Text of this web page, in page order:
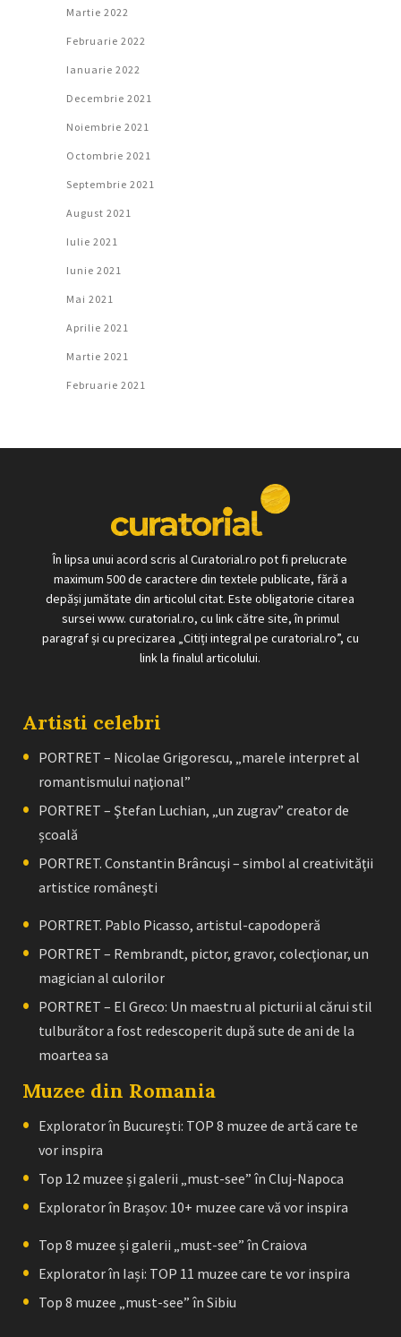
Martie 2022
Februarie 2022
Ianuarie 2022
Decembrie 2021
Noiembrie 2021
Octombrie 2021
Septembrie 2021
August 2021
Iulie 2021
Iunie 2021
Mai 2021
Aprilie 2021
Martie 2021
Februarie 2021
În lipsa unui acord scris al Curatorial.ro pot fi prelucrate
maximum 500 de caractere din textele publicate, fără a
depăși jumătate din articolul citat. Este obligatorie citarea
sursei www. curatorial.ro, cu link către site, în primul
paragraf și cu precizarea „Citiți integral pe curatorial.ro”, cu
link la finalul articolului.
Artisti celebri
PORTRET – Nicolae Grigorescu, „marele interpret al
romantismului naţional”
PORTRET – Ştefan Luchian, „un zugrav” creator de
școală
PORTRET. Constantin Brâncuşi – simbol al creativităţii
artistice româneşti
PORTRET. Pablo Picasso, artistul-capodoperă
PORTRET – Rembrandt, pictor, gravor, colecţionar, un
magician al culorilor
PORTRET – El Greco: Un maestru al picturii al cărui stil
tulburător a fost redescoperit după sute de ani de la
moartea sa
Muzee din Romania
Explorator în București: TOP 8 muzee de artă care te
vor inspira
Top 12 muzee și galerii „must-see” în Cluj-Napoca
Explorator în Brașov: 10+ muzee care vă vor inspira
Top 8 muzee și galerii „must-see” în Craiova
Explorator în Iași: TOP 11 muzee care te vor inspira
Top 8 muzee „must-see” în Sibiu